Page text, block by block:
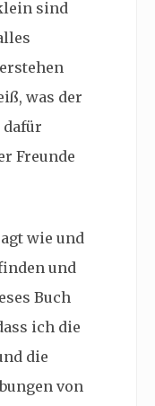
sind
was der
Freunde
wie und
und
Buch
ich die
die
von